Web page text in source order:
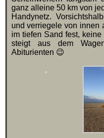
ganz alleine 50 km von
Handynetz.
und verriegele von innen
im tiefen Sand fest,
steigt aus dem
Abiturienten 😉